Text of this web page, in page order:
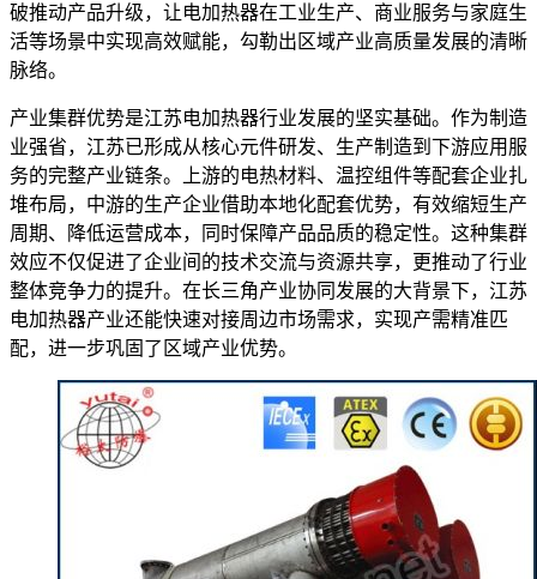
破推动产品升级，让电加热器在工业生产、商业服务与家庭生
活等场景中实现高效赋能，勾勒出区域产业高质量发展的清晰
脉络。
产业集群优势是江苏电加热器行业发展的坚实基础。作为制造
业强省，江苏已形成从核心元件研发、生产制造到下游应用服
务的完整产业链条。上游的电热材料、温控组件等配套企业扎
堆布局，中游的生产企业借助本地化配套优势，有效缩短生产
周期、降低运营成本，同时保障产品品质的稳定性。这种集群
效应不仅促进了企业间的技术交流与资源共享，更推动了行业
整体竞争力的提升。在长三角产业协同发展的大背景下，江苏
电加热器产业还能快速对接周边市场需求，实现产需精准匹
配，进一步巩固了区域产业优势。